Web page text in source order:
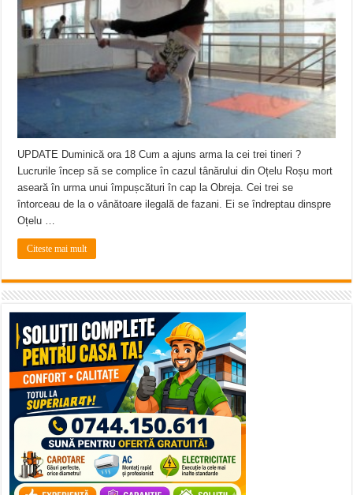
UPDATE Duminică ora 18 Cum a ajuns arma la cei trei tineri ?
Lucrurile încep să se complice în cazul tânărului din Oțelu Roșu mort
aseară în urma unui împușcături în cap la Obreja. Cei trei se
întorceau de la o vânătoare ilegală de fazani. Ei se îndreptau dinspre
Oțelu …
Citeste mai mult